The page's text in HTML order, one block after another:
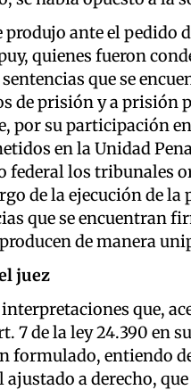
produjo ante el pedido
quienes fueron
que se
de prisión y a prisión
por su participación
en la Unidad
federal los tribunales
de la ejecución de la
que se encuentran
de manera
juez
que,
7 de la ley 24.390 en
formulado, entiendo
a derecho,